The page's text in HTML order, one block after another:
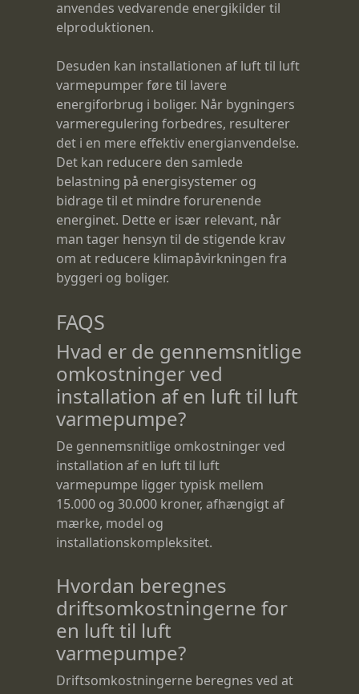
anvendes vedvarende energikilder til
elproduktionen.
Desuden kan installationen af luft til luft
varmepumper føre til lavere
energiforbrug i boliger. Når bygningers
varmeregulering forbedres, resulterer
det i en mere effektiv energianvendelse.
Det kan reducere den samlede
belastning på energisystemer og
bidrage til et mindre forurenende
energinet. Dette er især relevant, når
man tager hensyn til de stigende krav
om at reducere klimapåvirkningen fra
byggeri og boliger.
FAQS
Hvad er de gennemsnitlige
omkostninger ved
installation af en luft til luft
varmepumpe?
De gennemsnitlige omkostninger ved
installation af en luft til luft
varmepumpe ligger typisk mellem
15.000 og 30.000 kroner, afhængigt af
mærke, model og
installationskompleksitet.
Hvordan beregnes
driftsomkostningerne for
en luft til luft
varmepumpe?
Driftsomkostningerne beregnes ved at